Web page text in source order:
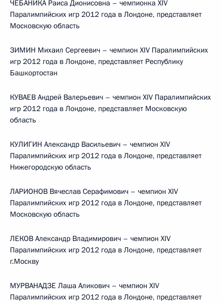
ЧЕБАНИКА Раиса Дионисовна – чемпионка XIV
Паралимпийских игр 2012 года в Лондоне, представляет
Московскую область
ЗИМИН Михаил Сергеевич – чемпион XIV Паралимпийских
игр 2012 года в Лондоне, представляет Республику
Башкортостан
КУВАЕВ Андрей Валерьевич – чемпион XIV Паралимпийских
игр 2012 года в Лондоне, представляет Московскую
область
КУЛИГИН Александр Васильевич – чемпион XIV
Паралимпийских игр 2012 года в Лондоне, представляет
Нижегородскую область
ЛАРИОНОВ Вячеслав Серафимович – чемпион XIV
Паралимпийских игр 2012 года в Лондоне, представляет
Московскую область
ЛЕКОВ Александр Владимирович – чемпион XIV
Паралимпийских игр 2012 года в Лондоне, представляет
г.Москву
МУРВАНАДЗЕ Лаша Аликович – чемпион XIV
Паралимпийских игр 2012 года в Лондоне, представляет